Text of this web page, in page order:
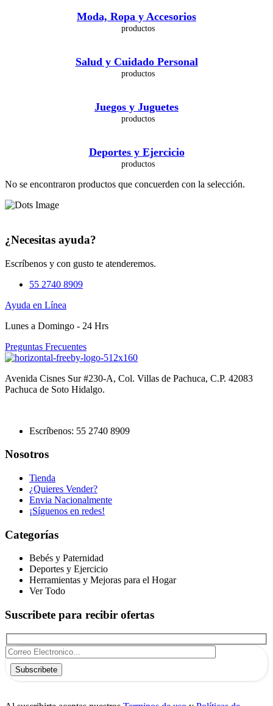
Moda, Ropa y Accesorios
Salud y Cuidado Personal
Juegos y Juguetes
Deportes y Ejercicio
No se encontraron productos que concuerden con la selección.
¿Necesitas ayuda?
Escríbenos y con gusto te atenderemos.
55 2740 8909
Ayuda en Línea
Lunes a Domingo - 24 Hrs
Preguntas Frecuentes
Avenida Cisnes Sur #230-A, Col. Villas de Pachuca, C.P. 42083
Pachuca de Soto Hidalgo.
Escríbenos: 55 2740 8909
Nosotros
Tienda
¿Quieres Vender?
Envia Nacionalmente
¡Síguenos en redes!
Categorías
Bebés y Paternidad
Deportes y Ejercicio
Herramientas y Mejoras para el Hogar
Ver Todo
Suscribete para recibir ofertas
Subscribete